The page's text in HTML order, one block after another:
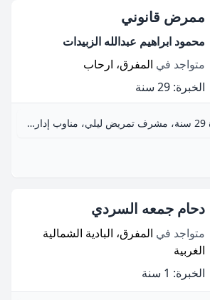
ممرض قانوني
محمود ابراهيم عبدالله الزبيدات
متواجد في المفرق، ارحاب
الخبرة: 29 سنة
ممرض عمليات بخبرة 29 سنة، مشرف تمريض ليلي، مناوب إداري، كفاءة في الأعمال التمريضية والإدارية.
دحام جمعه السردي
متواجد في المفرق، البادية الشمالية
الغربية
الخبرة: 1 سنة